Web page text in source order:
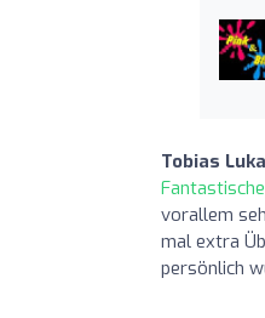
Tobias
vorallem
mal extra
persönlich